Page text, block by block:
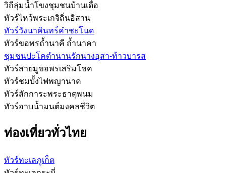
วิถีลุ่มน้ำโขงชุมชนบ้านเดื่อ
ทัวร์ไหว้พระเกจิถิ่นอิสาน
ทัวร์วังนาคินทร์คำชะโนด
ทัวร์ขอพรถ้ำนาคี ถ้ำนาคา
ชุมชนปะโคตำนานรักนางอุสา-ท้าวบารส
ทัวร์สายมูขอพรเสริมโชค
ทัวร์ชมบั้งไฟพญานาค
ทัวร์สักการะพระธาตุพนม
ทัวร์อาบน้ำมนต์มงคลชีวิต
ท่องเที่ยวทั่วไทย
ทัวร์ทะเลภูเก็ต